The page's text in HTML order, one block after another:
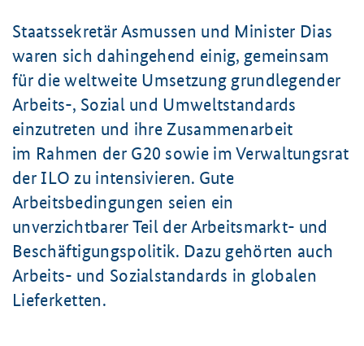
Staatssekretär Asmussen und Minister Dias
waren sich dahingehend einig, gemeinsam
für die weltweite Umsetzung grundlegender
Arbeits-, Sozial und Umweltstandards
einzutreten und ihre Zusammenarbeit
im Rahmen der G20 sowie im Verwaltungsrat
der ILO zu intensivieren. Gute
Arbeitsbedingungen seien ein
unverzichtbarer Teil der Arbeitsmarkt- und
Beschäftigungspolitik. Dazu gehörten auch
Arbeits- und Sozialstandards in globalen
Lieferketten.